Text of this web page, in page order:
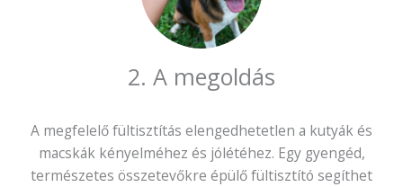
2. A megoldás
A megfelelő fültisztítás elengedhetetlen a kutyák és
macskák kényelméhez és jólétéhez. Egy gyengéd,
természetes összetevőkre épülő fültisztító segíthet